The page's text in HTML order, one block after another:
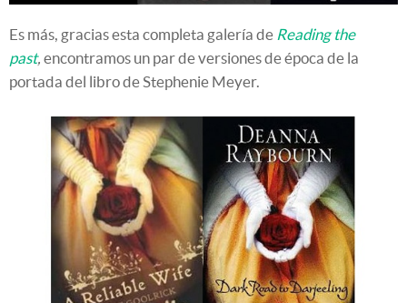
Es más, gracias esta completa galería de Reading the
past, encontramos un par de versiones de época de la
portada del libro de Stephenie Meyer.